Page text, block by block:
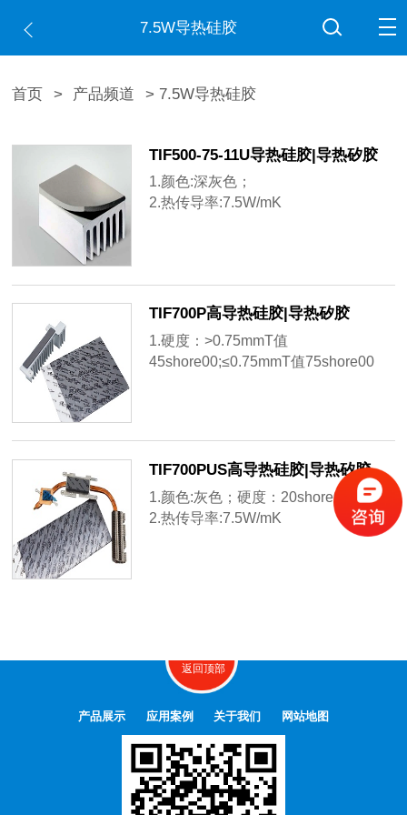
7.5W导热硅胶
首页 > 产品频道 > 7.5W导热硅胶
TIF500-75-11U导热硅胶|导热矽胶
1.颜色:深灰色；
2.热传导率:7.5W/mK
TIF700P高导热硅胶|导热矽胶
1.硬度：>0.75mmT值
45shore00;≤0.75mmT值75shore00
TIF700PUS高导热硅胶|导热矽胶
1.颜色:灰色；硬度：20shore00
2.热传导率:7.5W/mK
3.TIF700PUS柔软有弹性，推荐厚度
返回顶部
产品展示 应用案例 关于我们 网站地图